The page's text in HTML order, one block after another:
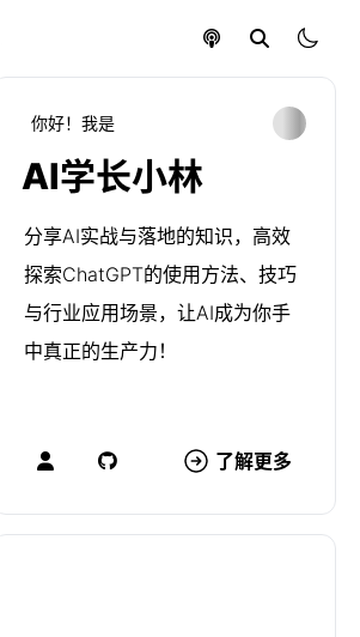
你好！我是
AI学长小林
分享AI实战与落地的知识，高效
探索ChatGPT的使用方法、技巧
与行业应用场景，让AI成为你手
中真正的生产力！
了解更多